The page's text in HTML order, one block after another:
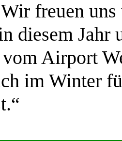
freuen
diesem Jahr
Airport
im Winter